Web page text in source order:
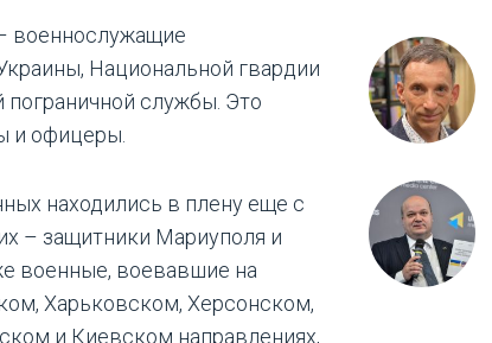
военнослужащие
Национальной гвардии
пограничной службы. Это
и офицеры.
находились в плену еще с
– защитники Мариуполя и
военные, воевавшие на
Харьковском, Херсонском,
и Киевском направлениях,